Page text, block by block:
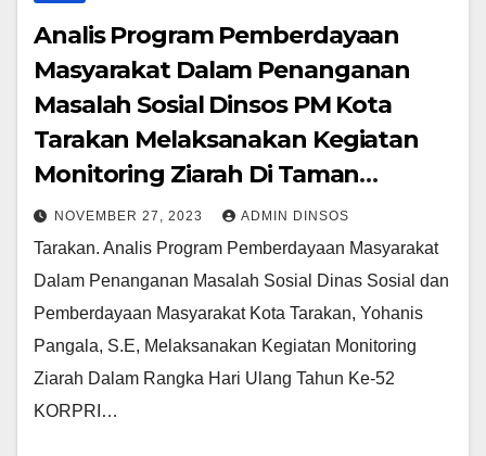
Analis Program Pemberdayaan
Masyarakat Dalam Penanganan
Masalah Sosial Dinsos PM Kota
Tarakan Melaksanakan Kegiatan
Monitoring Ziarah Di Taman
Makam Pahlawan Dwikora
NOVEMBER 27, 2023 ADMIN DINSOS
Tarakan. Analis Program Pemberdayaan Masyarakat
Dalam Penanganan Masalah Sosial Dinas Sosial dan
Pemberdayaan Masyarakat Kota Tarakan, Yohanis
Pangala, S.E, Melaksanakan Kegiatan Monitoring
Ziarah Dalam Rangka Hari Ulang Tahun Ke-52
KORPRI…